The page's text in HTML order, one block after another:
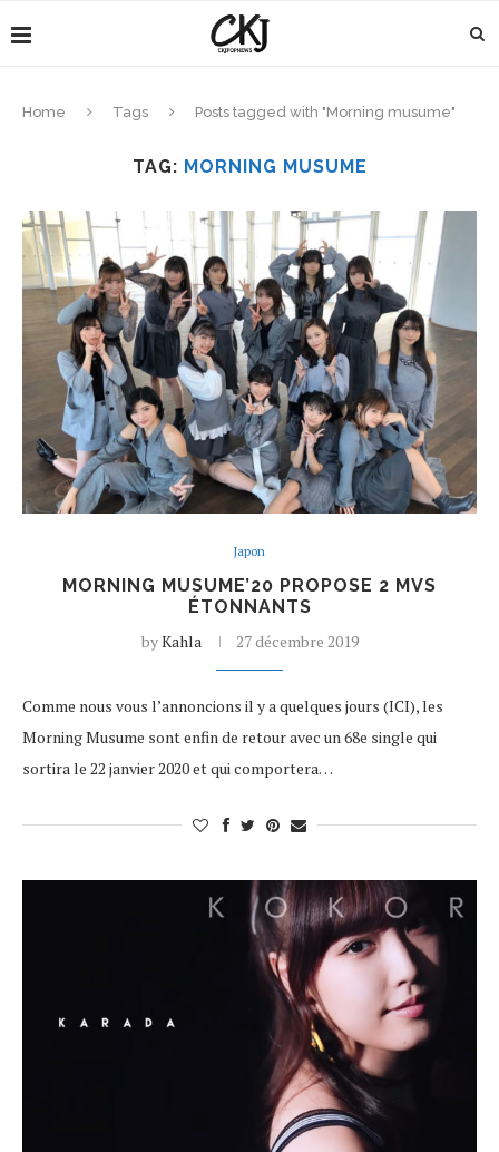
Home Tags Posts tagged with "Morning musume"
TAG: MORNING MUSUME
Japon
MORNING MUSUME’20 PROPOSE 2 MVS
ÉTONNANTS
byKahla 27 décembre 2019
Comme nous vous l’annoncions il y a quelques jours (ICI), les
Morning Musume sont enfin de retour avec un 68e single qui
sortira le 22 janvier 2020 et qui comportera…